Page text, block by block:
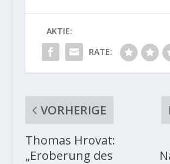
AKTIE:
RATE:
VORHERIGE
Thomas Hrovat:
„Eroberung des